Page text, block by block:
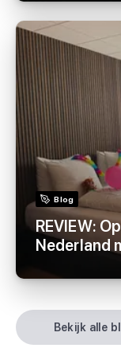
bekijk alle
Blog
REVIEW:
Nederland